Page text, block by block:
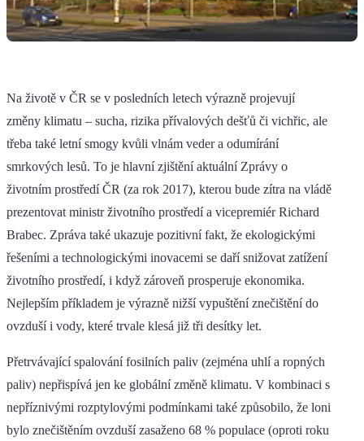
Na životě v ČR se v posledních letech výrazně projevují
změny klimatu – sucha, rizika přívalových dešťů či vichřic, ale
třeba také letní smogy kvůli vlnám veder a odumírání
smrkových lesů. To je hlavní zjištění aktuální Zprávy o
životním prostředí ČR (za rok 2017), kterou bude zítra na vládě
prezentovat ministr životního prostředí a vicepremiér Richard
Brabec. Zpráva také ukazuje pozitivní fakt, že ekologickými
řešeními a technologickými inovacemi se daří snižovat zatížení
životního prostředí, i když zároveň prosperuje ekonomika.
Nejlepším příkladem je výrazně nižší vypuštění znečištění do
ovzduší i vody, které trvale klesá již tři desítky let.
Přetrvávající spalování fosilních paliv (zejména uhlí a ropných
paliv) nepřispívá jen ke globální změně klimatu. V kombinaci s
nepříznivými rozptylovými podmínkami také způsobilo, že loni
bylo znečištěním ovzduší zasaženo 68 % populace (oproti roku